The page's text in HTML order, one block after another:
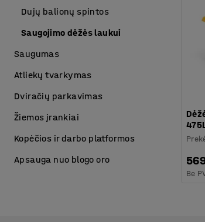
Be
Dujų balionų spintos
Saugojimo dėžės laukui
Saugumas
Atliekų tvarkymas
Dviračių parkavimas
Žiemos įrankiai
Kopėčios ir darbo platformos
Apsauga nuo blogo oro